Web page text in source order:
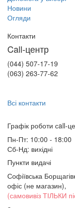
Новини
Огляди
Контакти
Call-центр
(044) 507-17-19
(063) 263-77-62
Всі контакти
Графік роботи сall-
Пн-Пт: 10:00 - 18:00
Сб-Нд: вихідні
Пункти видачі
Софіївська
офіс (не магазин),
(самовивіз ТІЛЬКИ